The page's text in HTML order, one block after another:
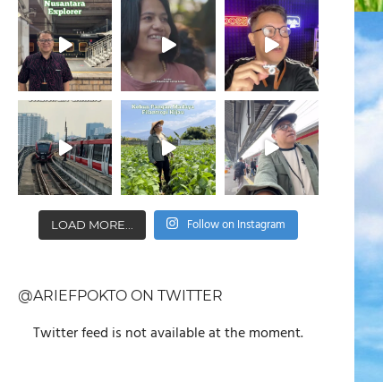
LOAD MORE... Follow on Instagram
@ARIEFPOKTO ON TWITTER
Twitter feed is not available at the moment.